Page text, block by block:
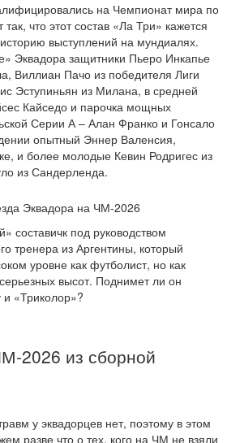
на Чемпионат мира по
что этот состав «Ла Три» кажется
выступлений на мундиалях.
Эквадора защитники Пьеро Инкапье
Виллиан Пачо из победителя Лиги
Эступиньян из Милана, в средней
Кайседо и парочка мощных
Серии А – Алан Франко и Гонсало
опытный Эннер Валенсия,
и более молодые Кевин Родригес из
из Сандерленда.
составичк под руководством
тренера из Аргентины, который
уровне как футболист, но как
высот. Поднимет ли он
«Триколор»?
2026 из сборной
у эквадорцев нет, поэтому в этом
разве что о тех, кого на ЧМ не взяли